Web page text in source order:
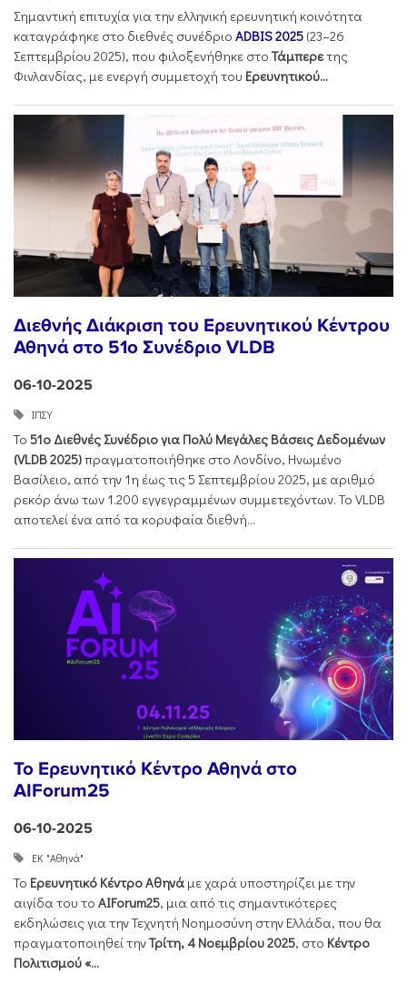
Σημαντική επιτυχία για την ελληνική ερευνητική κοινότητα
καταγράφηκε στο διεθνές συνέδριο ADBIS 2025 (23–26
Σεπτεμβρίου 2025), που φιλοξενήθηκε στοΤάμπερετης
Φινλανδίας, με ενεργή συμμετοχή του Ερευνητικού...
Διεθνής Διάκριση του Ερευνητικού Κέντρου
Αθηνά στο 51ο Συνέδριο VLDB
06-10-2025
ΙΠΣΥ
Το 51ο Διεθνές Συνέδριο για Πολύ Μεγάλες Βάσεις Δεδομένων
(VLDB 2025)πραγματοποιήθηκε στο Λονδίνο, Ηνωμένο
Βασίλειο, από την 1η έως τις 5 Σεπτεμβρίου 2025, με αριθμό
ρεκόρ άνω των 1.200 εγγεγραμμένων συμμετεχόντων. Το VLDB
αποτελεί ένα από τα κορυφαία διεθνή...
Το Ερευνητικό Κέντρο Αθηνά στο
AIForum25
06-10-2025
ΕΚ "Αθηνά"
Το Ερευνητικό Κέντρο Αθηνά με χαρά υποστηρίζει με την
αιγίδα του το AIForum25, μια από τις σημαντικότερες
εκδηλώσεις για την Τεχνητή Νοημοσύνη στην Ελλάδα, που θα
πραγματοποιηθεί τηνΤρίτη, 4 Νοεμβρίου 2025, στο Κέντρο
Πολιτισμού «...